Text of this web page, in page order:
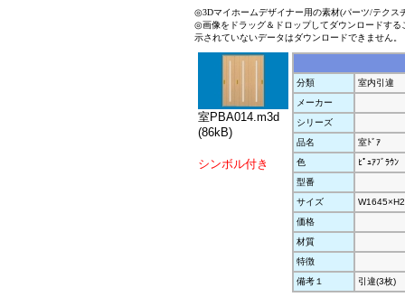
◎3Dマイホームデザイナー用の素材(パーツ/テクス
◎画像をドラッグ＆ドロップしてダウンロードす
示されていないデータはダウンロードできません。
室PBA014.m3d
(86kB)
シンボル付き
分類
室内引違
メーカー
シリーズ
品名
室ﾄﾞｱ
色
ﾋﾟｭｱﾌﾞﾗｳﾝ
型番
サイズ
価格
材質
特徴
備考１
引違(3枚)